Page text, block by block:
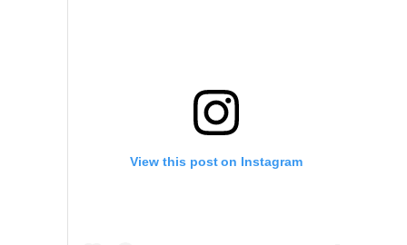
View this post on Instagram